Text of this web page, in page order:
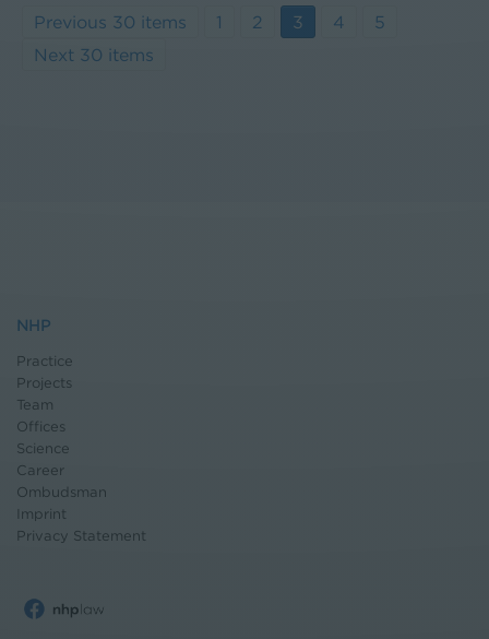
Previous 30 items 1 2 3 4
5
Next 30 items
NHP
Practice
Projects
Team
Offices
Science
Career
Ombudsman
Imprint
Privacy Statement